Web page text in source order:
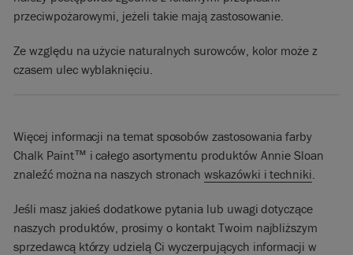
przeciwpożarowymi, jeżeli takie mają zastosowanie.
Ze względu na użycie naturalnych surowców, kolor może z
czasem ulec wyblaknięciu.
Więcej informacji na temat sposobów zastosowania farby
Chalk Paint™ i całego asortymentu produktów Annie Sloan
znaleźć można na naszych stronachwskazówki i techniki.
Jeśli masz jakieś dodatkowe pytania lub uwagi dotyczące
naszych produktów, prosimy o kontakt Twoim najbliższym
sprzedawcą którzy udzielą Ci wyczerpujących informacji w